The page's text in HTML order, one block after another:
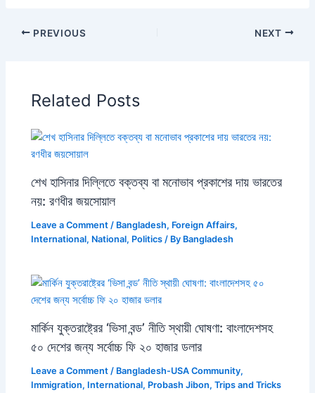
PREVIOUS NEXT
Related Posts
শেখ হাসিনার দিল্লিতে বক্তব্য বা মনোভাব প্রকাশের দায় ভারতের
নয়: রণধীর জয়সোয়াল
Leave a Comment / Bangladesh, Foreign Affairs,
International, National, Politics / By Bangladesh
মার্কিন যুক্তরাষ্ট্রের ‘ভিসা বন্ড’ নীতি স্থায়ী ঘোষণা: বাংলাদেশসহ
৫০ দেশের জন্য সর্বোচ্চ ফি ২০ হাজার ডলার
Leave a Comment / Bangladesh-USA Community,
Immigration, International, Probash Jibon,Trips and Tricks